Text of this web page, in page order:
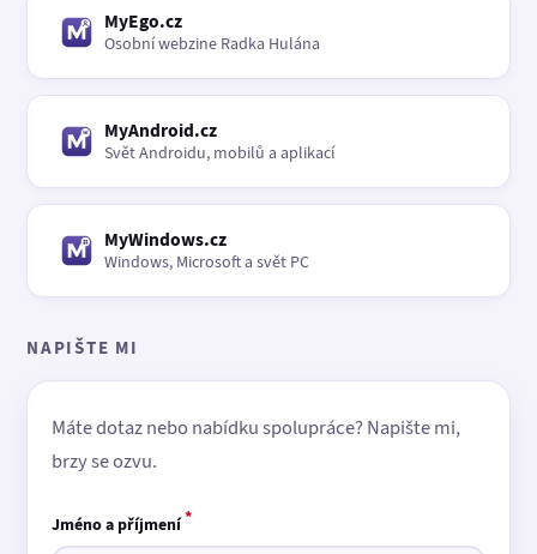
MyEgo.cz
Osobní webzine Radka Hulána
MyAndroid.cz
Svět Androidu, mobilů a aplikací
MyWindows.cz
Windows, Microsoft a svět PC
NAPIŠTE MI
Máte dotaz nebo nabídku spolupráce? Napište mi,
brzy se ozvu.
Jméno a příjmení*